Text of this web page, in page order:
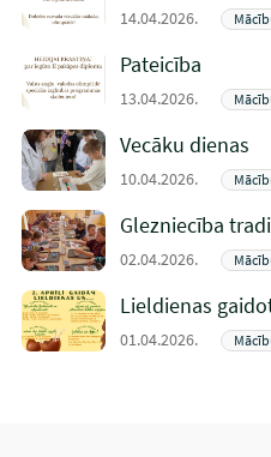
14.04.2026.
Pateicība
13.04.2026.
Vecāku dienas
10.04.2026.
Glezniecība
02.04.2026.
Lieldienas
01.04.2026.